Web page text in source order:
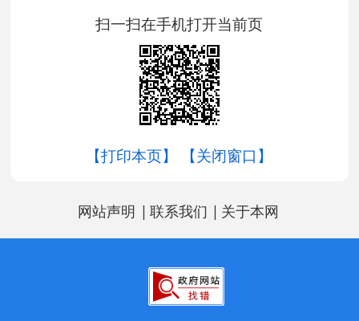
扫一扫在手机打开当前页
【打印本页】 【关闭窗口】
网站声明 | 联系我们 | 关于本网